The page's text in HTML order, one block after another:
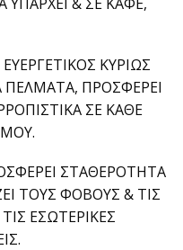
ΚΥΡΙΩΣ
ΠΕΛΜΑΤΑ, ΠΡΟΣΦΕΡΕΙ
ΣΕ ΚΑΘΕ
ΣΤΑΘΕΡΟΤΗΤΑ
ΤΟΥΣ ΦΟΒΟΥΣ & ΤΙΣ
ΕΣΩΤΕΡΙΚΕΣ